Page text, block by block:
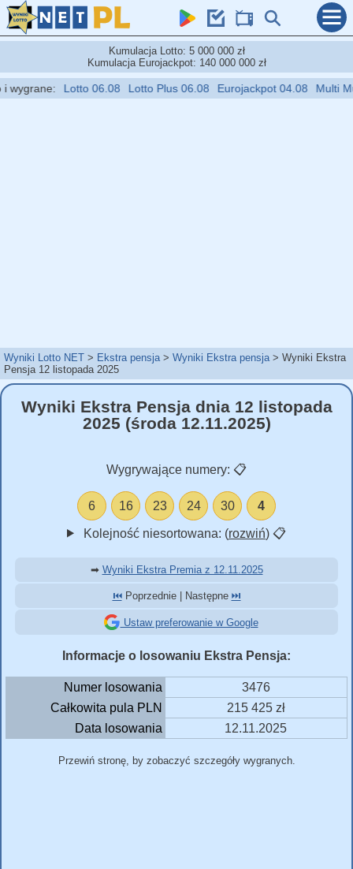
Kumulacja Lotto: 5 000 000 zł
Kumulacja Eurojackpot: 140 000 000 zł
Lotto 06.08 Lotto Plus 06.08 Eurojackpot 04.08 Multi Multi
Wyniki Lotto NET Ekstra pensja Wyniki Ekstra pensja
Wyniki Ekstra
Pensja 12 listopada 2025
Wyniki Ekstra Pensja dnia 12 listopada
2025 (środa 12.11.2025)
Wygrywające numery: 📋
6 16 23 24 30 4
Kolejność niesortowana: (rozwiń) 📋
➡ Wyniki Ekstra Premia z 12.11.2025
⏮️Poprzednie | Następne ⏭️
Ustaw preferowanie w Google
Informacje o losowaniu Ekstra Pensja:
Numer losowania
3476
Całkowita pula PLN
215 425 zł
Data losowania
12.11.2025
Przewiń stronę, by zobaczyć szczegóły wygranych.